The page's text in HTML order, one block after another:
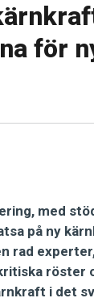
för
med
på ny
rad
i det